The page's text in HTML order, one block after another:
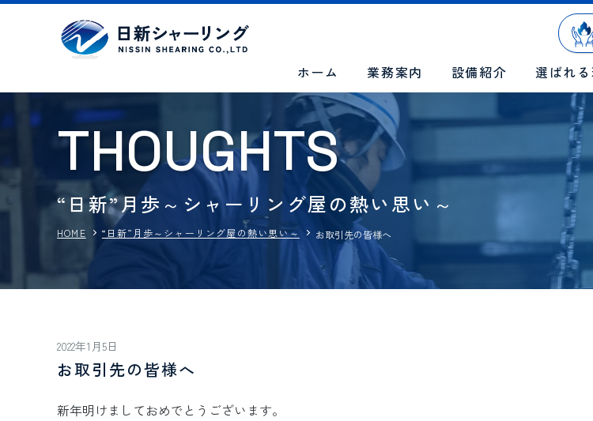
ホーム 業務案内 設備紹介 選ばれる
THOUGHTS
“日新”月歩～シャーリング屋の熱い思い～
HOME “日新”月歩～シャーリング屋の熱い思い～ お取引先の皆様へ
2022年1月5日
お取引先の皆様へ
新年明けましておめでとうございます。